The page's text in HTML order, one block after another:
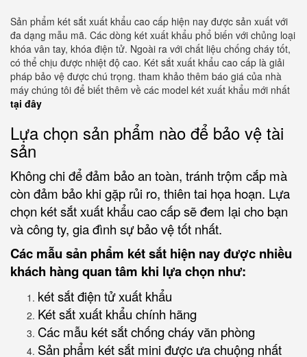
Sản phẩm két sắt xuất khẩu cao cấp hiện nay được sản xuất với
đa dạng mẫu mã. Các dòng két xuất khẩu phổ biến với chủng loại
khóa vân tay, khóa điện tử. Ngoài ra với chất liệu chống cháy tốt,
có thể chịu được nhiệt độ cao. Két sắt xuất khẩu cao cấp là giải
pháp bảo vệ được chú trọng. tham khảo thêm báo giá của nhà
máy chúng tôi để biết thêm về các model két xuất khẩu mới nhất
tại đây
Lựa chọn sản phẩm nào để bảo vệ tài
sản
Không chi để đảm bảo an toàn, tránh trộm cắp mà
còn đảm bảo khi gặp rủi ro, thiên tai họa hoạn. Lựa
chọn két sắt xuất khẩu cao cấp sẽ đem lại cho bạn
và công ty, gia đình sự bảo vệ tốt nhất.
Các mẫu sản phẩm két sắt hiện nay được nhiều
khách hàng quan tâm khi lựa chọn như:
két sắt điện tử xuất khẩu
Két sắt xuất khẩu chính hãng
Các mẫu két sắt chống cháy văn phòng
Sản phẩm két sắt mini được ưa chuộng nhất